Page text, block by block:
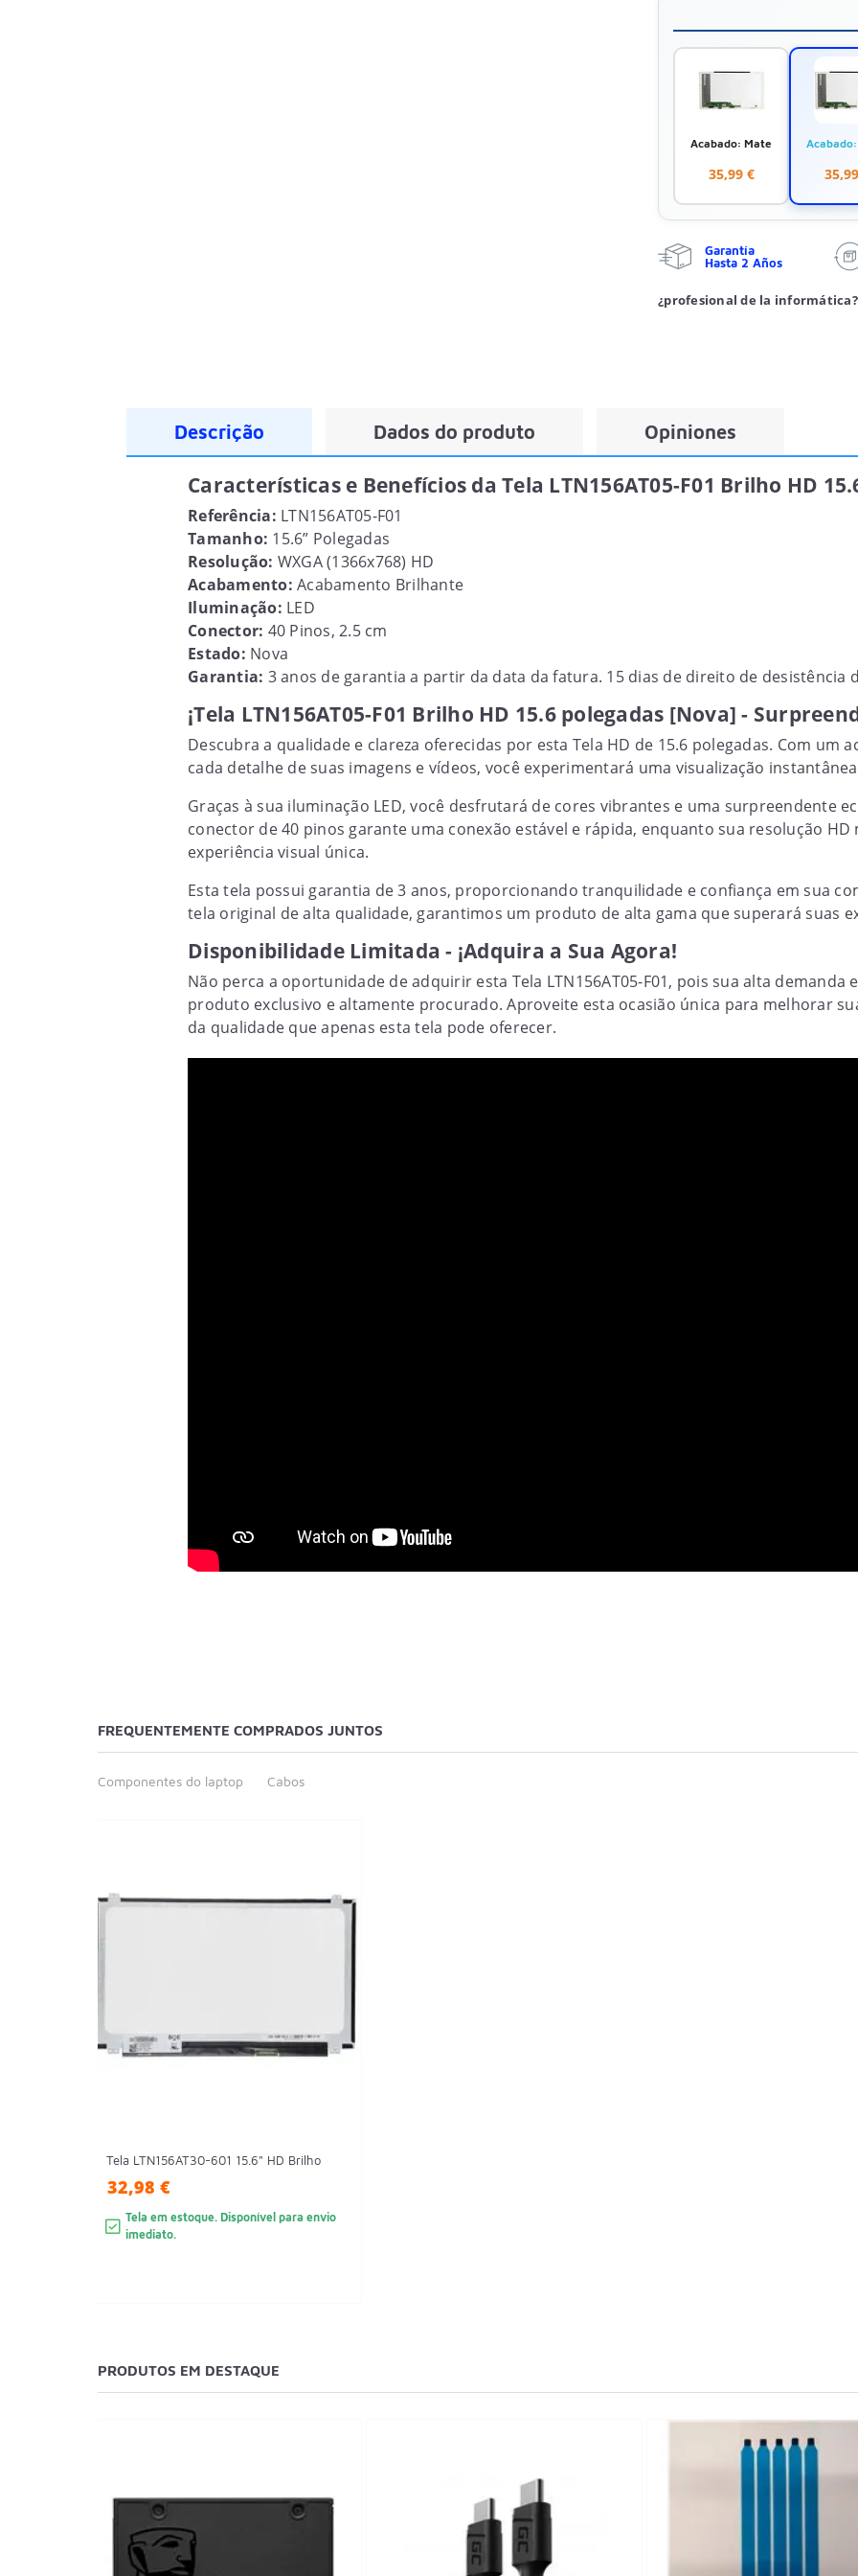
Acabado: Mate
35,99 €
Garantía
Hasta 2 Años
¿profesional de la
Descrição Dados do produto Opiniones
Características e Benefícios da Tela LTN156AT05-F01 Brilho HD
Referência: LTN156AT05-F01
Tamanho: 15.6” Polegadas
Resolução: WXGA (1366x768) HD
Acabamento: Acabamento Brilhante
Iluminação: LED
Conector: 40 Pinos, 2.5 cm
Estado: Nova
Garantia: 3 anos de garantia a partir da data da fatura. 15 dias de direito de desistência
¡Tela LTN156AT05-F01 Brilho HD 15.6 polegadas [Nova] -
Descubra a qualidade e clareza oferecidas por esta Tela HD de 15.6 polegadas. Com um
cada detalhe de suas imagens e vídeos, você experimentará uma visualização
Graças à sua iluminação LED, você desfrutará de cores vibrantes e uma surpreendente
conector de 40 pinos garante uma conexão estável e rápida, enquanto sua resolução HD
experiência visual única.
Esta tela possui garantia de 3 anos, proporcionando tranquilidade e confiança em sua
tela original de alta qualidade, garantimos um produto de alta gama que superará suas
Disponibilidade Limitada - ¡Adquira a Sua Agora!
Não perca a oportunidade de adquirir esta Tela LTN156AT05-F01, pois sua alta
produto exclusivo e altamente procurado. Aproveite esta ocasião única para melhorar
da qualidade que apenas esta tela pode oferecer.
FREQUENTEMENTE COMPRADOS JUNTOS
Componentes do laptop Cabos
Tela LTN156AT30-601 15.6" HD Brilho
32,98 €
Tela em estoque. Disponível para envio
imediato.
PRODUTOS EM DESTAQUE